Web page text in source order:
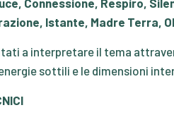
, Connessione, Respiro,
, Istante, Madre Terra,
a interpretare il tema
sottili e le dimensioni